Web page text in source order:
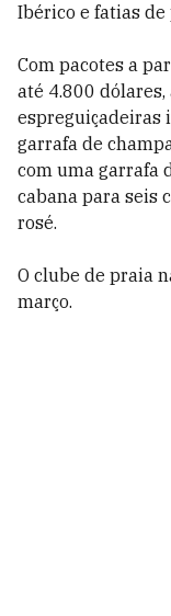
Ibérico e fatias
Com pacotes a
até 4.800
espreguiçadeiras
garrafa de
com uma garrafa
cabana para seis
rosé.
O clube de praia
março.